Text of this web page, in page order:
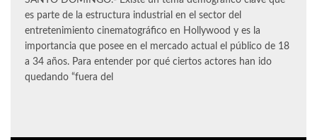
es parte de la estructura industrial en el sector del
entretenimiento cinematográfico en Hollywood y es la
importancia que posee en el mercado actual el público de 18
a 34 años. Para entender por qué ciertos actores han ido
quedando “fuera del